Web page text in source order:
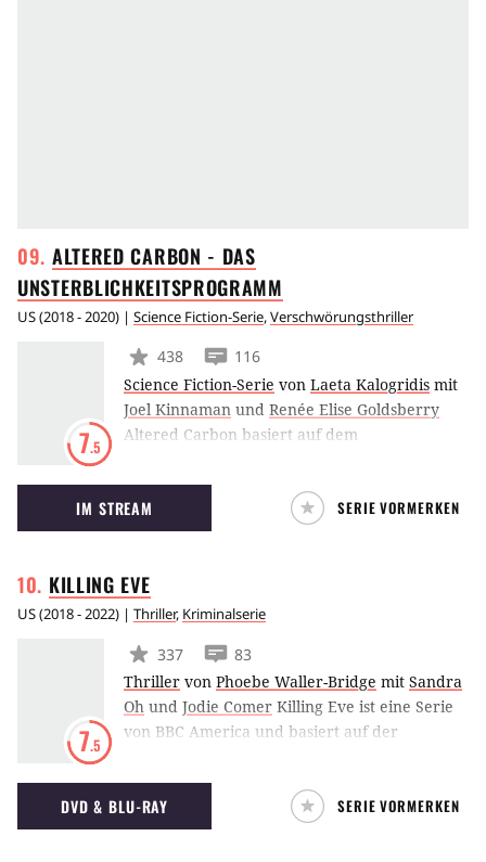
ALTERED CARBON - DAS
UNSTERBLICHKEITSPROGRAMM
US(2018 - 2020) | Science Fiction-Serie,Verschwörungsthriller
7.5
438
116
Science Fiction-Serie von Laeta Kalogridis mit
Joel Kinnaman und Renée Elise Goldsberry
Altered Carbon basiert auf dem
und entführt 300 Jahre in eine düstere
Zukunft, in der es den Menschen gelungen ist,
ihren Geist zu digitalisieren und somit von
Joel Kinnaman spielt die Hauptrolle in der von
Laeta Kalogridis geschaffenen Cyberpunk-
IM STREAM SERIE VORMERKEN
KILLING EVE
US(2018 - 2022) | Thriller, Kriminalserie
7.5
337
83
Thriller von Phoebe Waller-Bridge mit Sandra
Oh und Jodie Comer Killing Eve ist eine Serie
von BBC America und basiert auf der
Darin entwickelt sich ein Katz-und-Maus-Spiel
zwischen einer Auftragskillerin und einer
Beamtin des MI5.
DVD & BLU-RAY SERIE VORMERKEN